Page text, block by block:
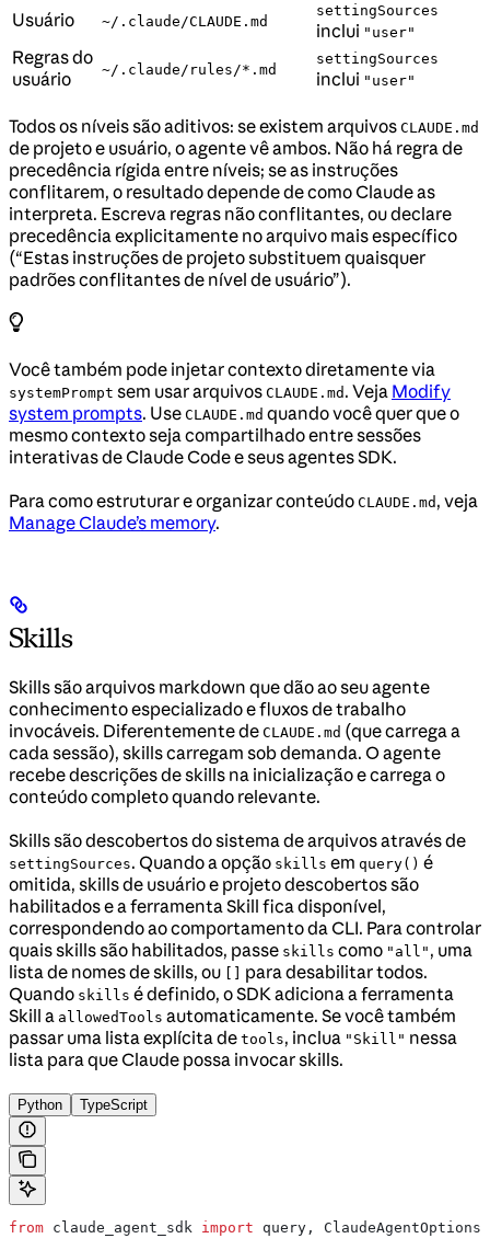
Usuário ~/.claude/CLAUDE.md
settingSources
inclui "user"
Regras do
usuário
~/.claude/rules/*.md
settingSources
inclui "user"
Todos os níveis são aditivos: se existem arquivos CLAUDE.md
de projeto e usuário, o agente vê ambos. Não há regra de
precedência rígida entre níveis; se as instruções
conflitarem, o resultado depende de como Claude as
interpreta. Escreva regras não conflitantes, ou declare
precedência explicitamente no arquivo mais específico
(“Estas instruções de projeto substituem quaisquer
padrões conflitantes de nível de usuário”).
Você também pode injetar contexto diretamente via
systemPrompt sem usar arquivos CLAUDE.md . Veja Modify
system prompts. Use CLAUDE.md quando você quer que o
mesmo contexto seja compartilhado entre sessões
interativas de Claude Code e seus agentes SDK.
Para como estruturar e organizar conteúdo CLAUDE.md , veja
Manage Claude’s memory.
Skills
Skills são arquivos markdown que dão ao seu agente
conhecimento especializado e fluxos de trabalho
invocáveis. Diferentemente de CLAUDE.md (que carrega a
cada sessão), skills carregam sob demanda. O agente
recebe descrições de skills na inicialização e carrega o
conteúdo completo quando relevante.
Skills são descobertos do sistema de arquivos através de
settingSources. Quando a opção skills em query() é
omitida, skills de usuário e projeto descobertos são
habilitados e a ferramenta Skill fica disponível,
correspondendo ao comportamento da CLI. Para controlar
quais skills são habilitados, passe skills como "all" , uma
lista de nomes de skills, ou [] para desabilitar todos.
Quando skills é definido, o SDK adiciona a ferramenta
Skill a allowedTools automaticamente. Se você também
passar uma lista explícita de tools, inclua "Skill" nessa
lista para que Claude possa invocar skills.
Python TypeScript
from claude_agent_sdk import query,